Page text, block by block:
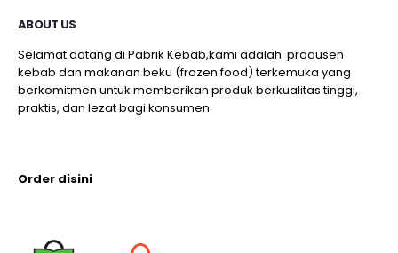
ABOUT US
Selamat datang di Pabrik Kebab,kami adalah produsen
kebab dan makanan beku (frozen food) terkemuka yang
berkomitmen untuk memberikan produk berkualitas tinggi,
praktis, dan lezat bagi konsumen.
Order disini